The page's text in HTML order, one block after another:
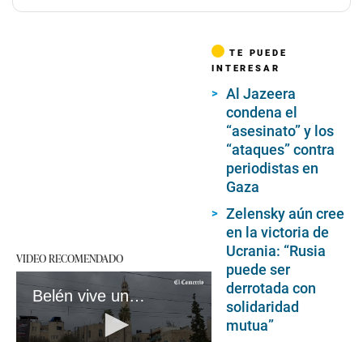
VIDEO RECOMENDADO
Belén vive una triste Navidad por la guerra en Gaza
TE PUEDE
INTERESAR
Al Jazeera
condena el
“asesinato” y los
“ataques” contra
periodistas en
Gaza
Zelensky aún cree
en la victoria de
Ucrania: “Rusia
puede ser
derrotada con
solidaridad
mutua”